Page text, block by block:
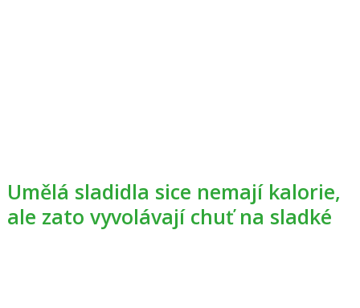
Umělá sladidla sice nemají kalorie,
ale zato vyvolávají chuť na sladké